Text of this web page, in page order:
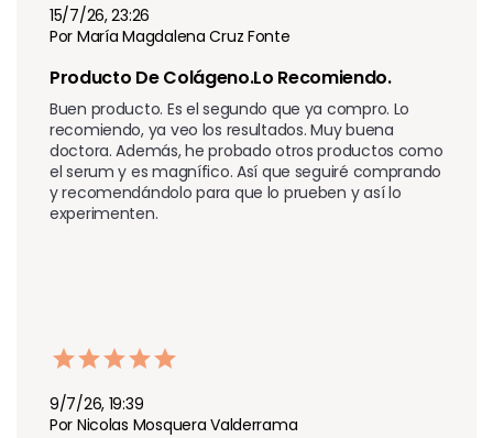
15/7/26, 23:26
Por María Magdalena Cruz Fonte
Producto De Colágeno.lo Recomiendo.
Buen producto. Es el segundo que ya compro. Lo
recomiendo, ya veo los resultados. Muy buena
doctora. Además, he probado otros productos como
el serum y es magnífico. Así que seguiré comprando
y recomendándolo para que lo prueben y así lo
experimenten.
9/7/26, 19:39
Por Nicolas Mosquera Valderrama